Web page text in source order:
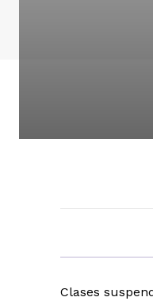
Clases